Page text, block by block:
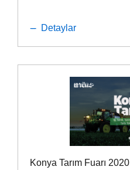
Detaylar
Konya Tarım Fuarı 2020